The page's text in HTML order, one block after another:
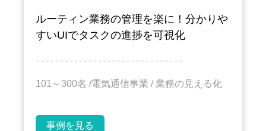
ルーティン業務の管理を楽に！分かりや
すいUIでタスクの進捗を可視化
－－－－－－－－－－－－－－－－－－－－－－－－－－－－－－－
101～300名 /電気通信事業 / 業務の見える化
事例を見る